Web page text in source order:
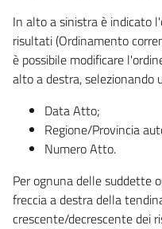
In alto a sinistra è indicato
risultati (Ordinamento
è possibile modificare
alto a destra, selezionando
Data Atto;
Regione/Provincia
Numero Atto.
Per ognuna delle suddette
freccia a destra della
crescente/decrescente dei